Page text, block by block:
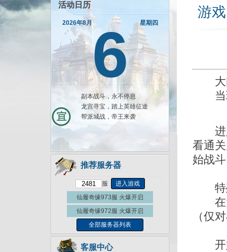
活动日历
2026年8月 星期四
6
副本战斗，永不停息
龙宫寻宝，踏上英雄征途
帮派城战，帝王来袭
推荐服务器
服
进入游戏
仙履奇缘973服 火爆开启
仙履奇缘972服 火爆开启
全部服务器列表
客服中心
游
大
当玩
进入
看通
始战
特
在大
（仅
开